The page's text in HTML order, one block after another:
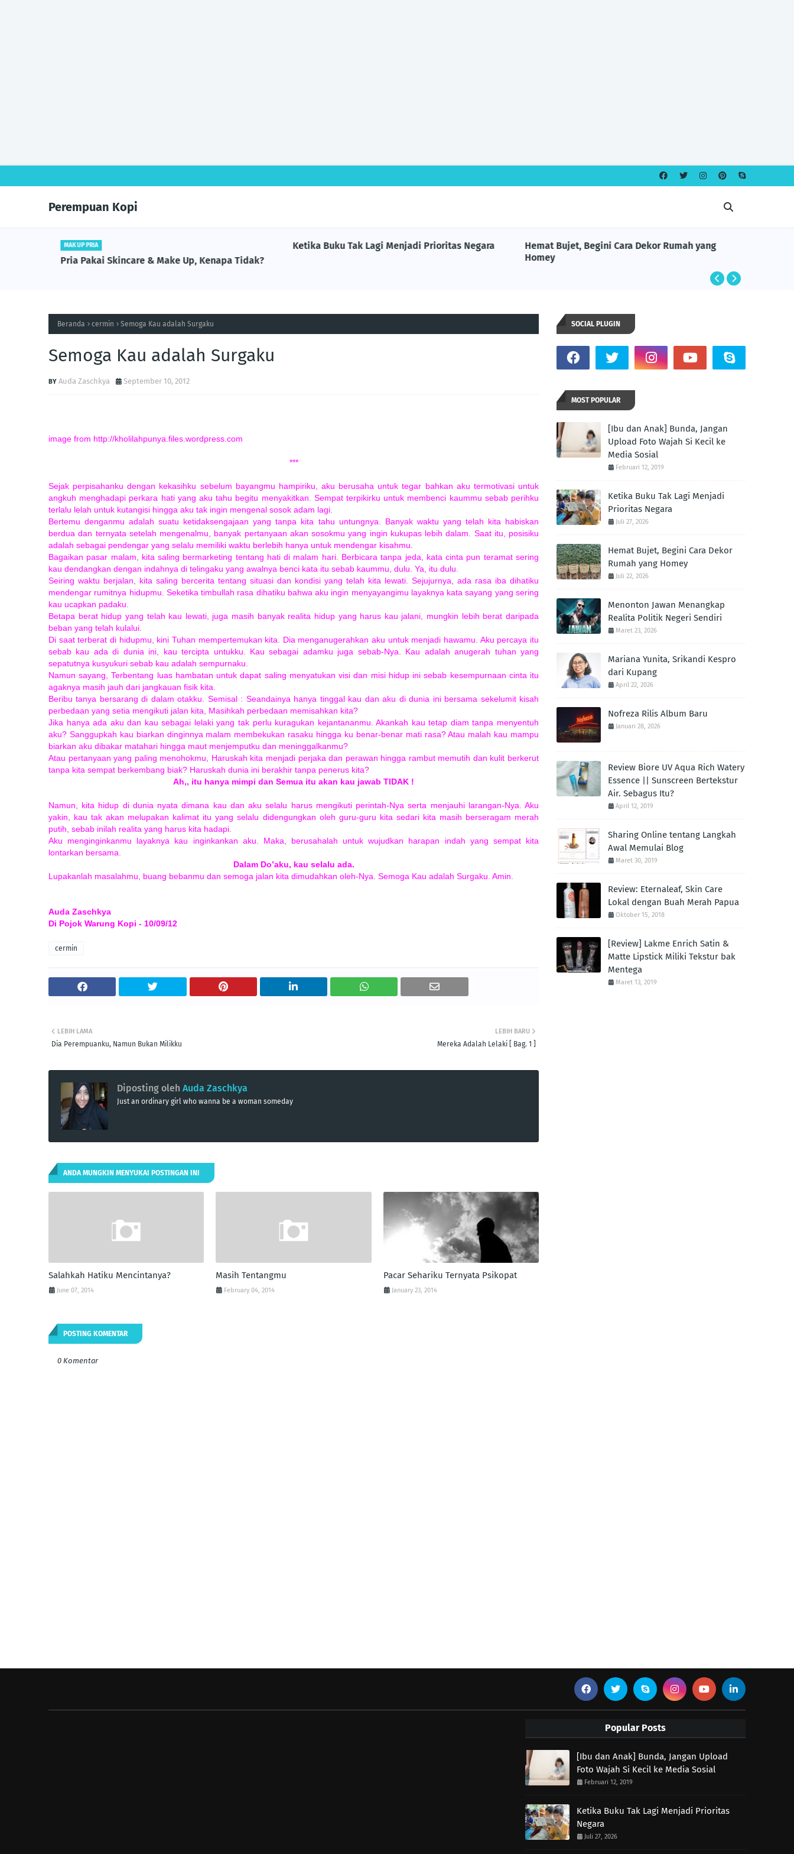
Perempuan Kopi
MAK UP PRIA
Pria Pakai Skincare & Make Up, Kenapa Tidak?
Ketika Buku Tak Lagi Menjadi Prioritas Negara
Hemat Bujet, Begini Cara Dekor Rumah yang
Homey
Beranda cermin Semoga Kau adalah Surgaku
Semoga Kau adalah Surgaku
Auda Zaschkya September 10, 2012
image from http://kholilahpunya.files.wordpress.com
***
Sejak perpisahanku dengan kekasihku sebelum bayangmu hampiriku, aku berusaha untuk tegar bahkan aku termotivasi untuk
angkuh menghadapi perkara hati yang aku tahu begitu menyakitkan. Sempat terpikirku untuk membenci kaummu sebab perihku
terlalu lelah untuk kutangisi hingga aku tak ingin mengenal sosok adam lagi.
Bertemu denganmu adalah suatu ketidaksengajaan yang tanpa kita tahu untungnya. Banyak waktu yang telah kita habiskan
berdua dan ternyata setelah mengenalmu, banyak pertanyaan akan sosokmu yang ingin kukupas lebih dalam. Saat itu, posisiku
adalah sebagai pendengar yang selalu memiliki waktu berlebih hanya untuk mendengar kisahmu.
Bagaikan pasar malam, kita saling bermarketing tentang hati di malam hari. Berbicara tanpa jeda, kata cinta pun teramat sering
kau dendangkan dengan indahnya di telingaku yang awalnya benci kata itu sebab kaummu, dulu. Ya, itu dulu.
Seiring waktu berjalan, kita saling bercerita tentang situasi dan kondisi yang telah kita lewati. Sejujurnya, ada rasa iba dihatiku
mendengar rumitnya hidupmu. Seketika timbullah rasa dihatiku bahwa aku ingin menyayangimu layaknya kata sayang yang sering
kau ucapkan padaku.
Betapa berat hidup yang telah kau lewati, juga masih banyak realita hidup yang harus kau jalani, mungkin lebih berat daripada
beban yang telah kulalui.
Di saat terberat di hidupmu, kini Tuhan mempertemukan kita. Dia menganugerahkan aku untuk menjadi hawamu. Aku percaya itu
sebab kau ada di dunia ini, kau tercipta untukku. Kau sebagai adamku juga sebab-Nya. Kau adalah anugerah tuhan yang
sepatutnya kusyukuri sebab kau adalah sempurnaku.
Namun sayang, Terbentang luas hambatan untuk dapat saling menyatukan visi dan misi hidup ini sebab kesempurnaan cinta itu
agaknya masih jauh dari jangkauan fisik kita.
Beribu tanya bersarang di dalam otakku. Semisal : Seandainya hanya tinggal kau dan aku di dunia ini bersama sekelumit kisah
perbedaan yang setia mengikuti jalan kita, Masihkah perbedaan memisahkan kita?
Jika hanya ada aku dan kau sebagai lelaki yang tak perlu kuragukan kejantananmu. Akankah kau tetap diam tanpa menyentuh
aku? Sanggupkah kau biarkan dinginnya malam membekukan rasaku hingga ku benar-benar mati rasa? Atau malah kau mampu
biarkan aku dibakar matahari hingga maut menjemputku dan meninggalkanmu?
Atau pertanyaan yang paling menohokmu, Haruskah kita menjadi perjaka dan perawan hingga rambut memutih dan kulit berkerut
tanpa kita sempat berkembang biak? Haruskah dunia ini berakhir tanpa penerus kita?
Ah,, itu hanya mimpi dan Semua itu akan kau jawab TIDAK !
Namun, kita hidup di dunia nyata dimana kau dan aku selalu harus mengikuti perintah-Nya serta menjauhi larangan-Nya. Aku
yakin, kau tak akan melupakan kalimat itu yang selalu didengungkan oleh guru-guru kita sedari kita masih berseragam merah
putih, sebab inilah realita yang harus kita hadapi.
Aku menginginkanmu layaknya kau inginkankan aku. Maka, berusahalah untuk wujudkan harapan indah yang sempat kita
lontarkan bersama.
Dalam Do’aku, kau selalu ada.
Lupakanlah masalahmu, buang bebanmu dan semoga jalan kita dimudahkan oleh-Nya. Semoga Kau adalah Surgaku. Amin.
Auda Zaschkya
Di Pojok Warung Kopi - 10/09/12
cermin
LEBIH BARU
Mereka Adalah Lelaki [ Bag. 1 ]
LEBIH LAMA
Dia Perempuanku, Namun Bukan Milikku
Diposting oleh Auda Zaschkya
Just an ordinary girl who wanna be a woman someday
ANDA MUNGKIN MENYUKAI POSTINGAN INI
Salahkah Hatiku Mencintanya?
June 07, 2014
Masih Tentangmu
February 04, 2014
Pacar Sehariku Ternyata Psikopat
January 23, 2014
POSTING KOMENTAR
0 Komentar
SOCIAL PLUGIN
MOST POPULAR
[Ibu dan Anak] Bunda, Jangan
Upload Foto Wajah Si Kecil ke
Media Sosial
Februari 12, 2019
Ketika Buku Tak Lagi Menjadi
Prioritas Negara
Juli 27, 2026
Hemat Bujet, Begini Cara Dekor
Rumah yang Homey
Juli 22, 2026
Menonton Jawan Menangkap
Realita Politik Negeri Sendiri
Maret 23, 2026
Mariana Yunita, Srikandi Kespro
dari Kupang
April 22, 2026
Nofreza Rilis Album Baru
Januari 28, 2026
Review Biore UV Aqua Rich Watery
Essence || Sunscreen Bertekstur
Air. Sebagus Itu?
April 12, 2019
Sharing Online tentang Langkah
Awal Memulai Blog
Maret 30, 2019
Review: Eternaleaf, Skin Care
Lokal dengan Buah Merah Papua
Oktober 15, 2018
[Review] Lakme Enrich Satin &
Matte Lipstick Miliki Tekstur bak
Mentega
Maret 13, 2019
Popular Posts
[Ibu dan Anak] Bunda, Jangan Upload
Foto Wajah Si Kecil ke Media Sosial
Februari 12, 2019
Ketika Buku Tak Lagi Menjadi Prioritas
Negara
Juli 27, 2026